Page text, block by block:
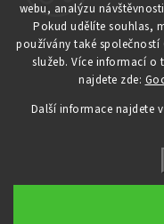
webu, analýzu
Pokud udělíte souhlas,
používány také
služeb. Více informací
najdete zde:
Další informace najdete
KONTAKT
obchod @petromila.cz
+420704433780 ► při